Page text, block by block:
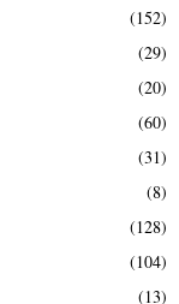
(152)
(29)
(20)
(60)
(31)
(8)
(128)
(104)
(13)